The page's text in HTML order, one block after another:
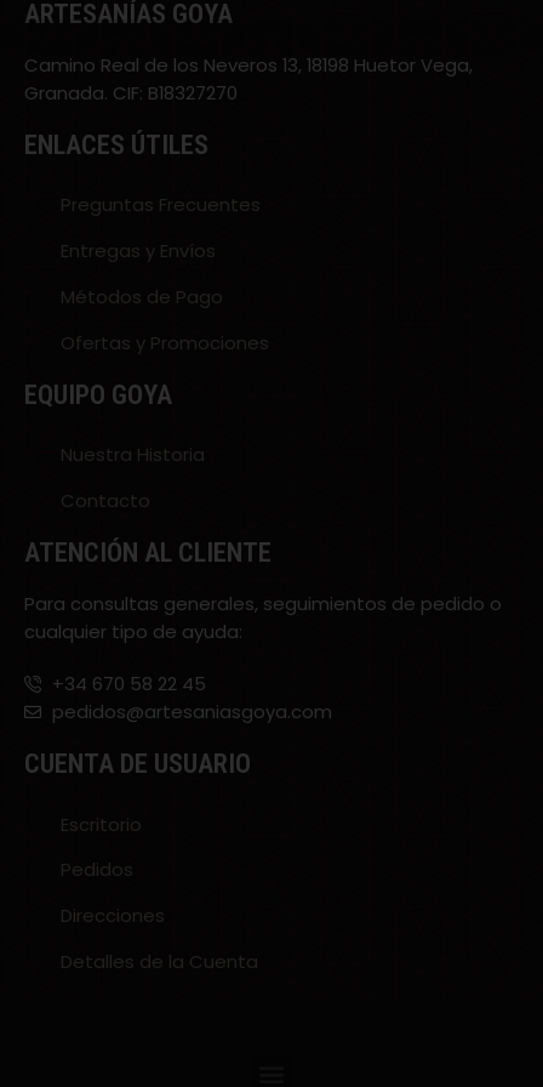
ARTESANÍAS GOYA
Camino Real de los Neveros 13, 18198 Huetor Vega,
Granada. CIF: B18327270
ENLACES ÚTILES
Preguntas Frecuentes
Entregas y Envíos
Métodos de Pago
Ofertas y Promociones
EQUIPO GOYA
Nuestra Historia
Contacto
ATENCIÓN AL CLIENTE
Para consultas generales, seguimientos de pedido o
cualquier tipo de ayuda:
+34 670 58 22 45
pedidos@artesaniasgoya.com
CUENTA DE USUARIO
Escritorio
Pedidos
Direcciones
Detalles de la Cuenta